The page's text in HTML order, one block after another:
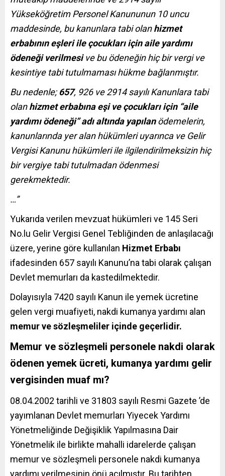
Yükseköğretim Personel Kanununun 10 uncu
maddesinde, bu kanunlara tabi olanhizmet
erbabının eşleri ile çocukları için aile yardımı
ödeneği verilmesive bu ödeneğin hiç bir vergi ve
kesintiye tabi tutulmaması hükme bağlanmıştır.
Bu nedenle; 657, 926 ve 2914 sayılı Kanunlara tabi
olanhizmet erbabına eşi ve çocukları için “aile
yardımı ödeneği” adı altında yapılanödemelerin,
kanunlarında yer alan hükümleri uyarınca ve Gelir
Vergisi Kanunu hükümleri ile ilgilendirilmeksizin hiç
bir vergiye tabi tutulmadan ödenmesi
gerekmektedir.
…”
Yukarıda verilen mevzuat hükümleri ve 145 Seri
No.lu Gelir Vergisi Genel Tebliğinden de anlaşılacağı
üzere, yerine göre kullanılan Hizmet Erbabı
ifadesinden 657 sayılı Kanunu’na tabi olarak çalışan
Devlet memurları da kastedilmektedir.
Dolayısıyla 7420 sayılı Kanun ile yemek ücretine
gelen vergi muafiyeti, nakdi kumanya yardımı alan
memur ve sözleşmeliler içinde geçerlidir.
Memur ve sözleşmeli personele nakdi olarak
ödenen yemek ücreti, kumanya yardımı gelir
vergisinden muaf mı?
08.04.2002 tarihli ve 31803 sayılı Resmi Gazete ’de
yayımlanan Devlet memurları Yiyecek Yardımı
Yönetmeliğinde Değişiklik Yapılmasına Dair
Yönetmelik ile birlikte mahalli idarelerde çalışan
memur ve sözleşmeli personele nakdi kumanya
yardımı verilmesinin önü açılmıştır. Bu tarihten